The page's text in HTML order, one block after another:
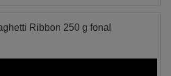
Ribbon 250 g fonal